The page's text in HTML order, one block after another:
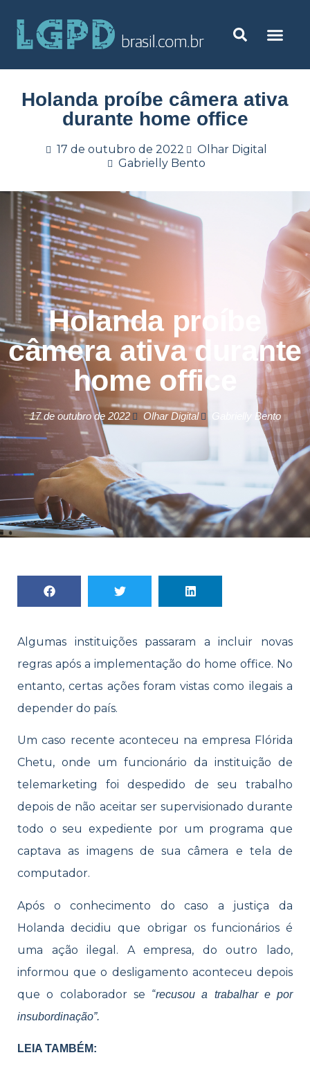
Holanda proíbe câmera ativa
durante home office
17 de outubro de 2022
Olhar Digital
Gabrielly Bento
Holanda proíbe
câmera ativa durante
home office
17 de outubro de 2022 Olhar Digital Gabrielly Bento
Algumas instituições passaram a incluir novas
regras após a implementação do home office. No
entanto, certas ações foram vistas como ilegais a
depender do país.
Um caso recente aconteceu na empresa Flórida
Chetu, onde um funcionário da instituição de
telemarketing foi despedido de seu trabalho
depois de não aceitar ser supervisionado durante
todo o seu expediente por um programa que
captava as imagens de sua câmera e tela de
computador.
Após o conhecimento do caso a justiça da
Holanda decidiu que obrigar os funcionários é
uma ação ilegal. A empresa, do outro lado,
informou que o desligamento aconteceu depois
que o colaborador se “recusou a trabalhar e por
insubordinação”.
LEIA TAMBÉM: